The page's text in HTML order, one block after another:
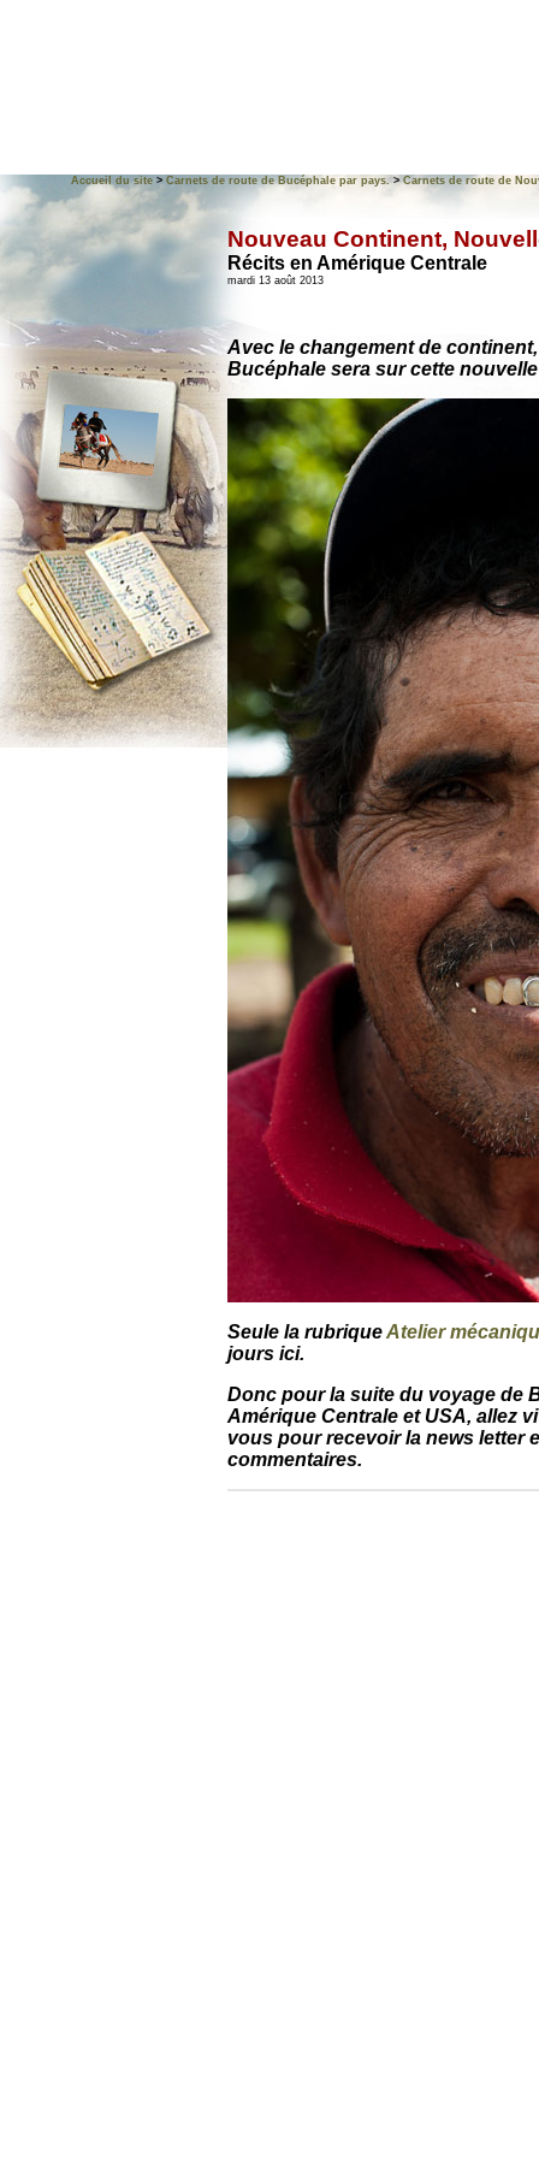
Accueil du site > Carnets de route de Bucéphale par pays.>Carnets de route de
Nouveau Continent,
Récits en Amérique Centrale
mardi 13 août 2013
Avec le changement de
Bucéphale sera sur cette
Seule la rubriqueAtelier
jours ici.
Donc pour la suite du voyage de
Amérique Centrale et USA, allez
vous pour recevoir la news letter
commentaires.